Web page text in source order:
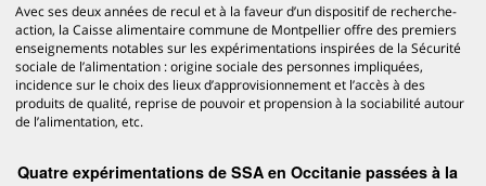
Avec ses deux années de recul et à la faveur d’un dispositif de recherche-
action, la Caisse alimentaire commune de Montpellier offre des premiers
enseignements notables sur les expérimentations inspirées de la Sécurité
sociale de l’alimentation : origine sociale des personnes impliquées,
incidence sur le choix des lieux d’approvisionnement et l’accès à des
produits de qualité, reprise de pouvoir et propension à la sociabilité autour
de l’alimentation, etc.
Quatre expérimentations de SSA en Occitanie passées à la